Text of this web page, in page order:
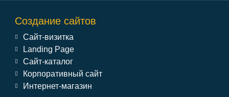
Создание сайтов
Сайт-визитка
Landing Page
Сайт-каталог
Корпоративный сайт
Интернет-магазин